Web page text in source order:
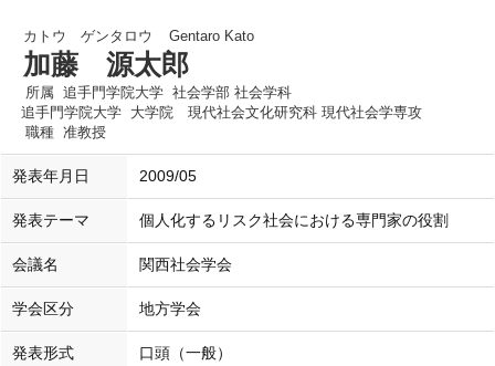
カトウ ゲンタロウ Gentaro Kato
加藤 源太郎
所属 追手門学院大学 社会学部 社会学科
追手門学院大学 大学院 現代社会文化研究科 現代社会学専攻
職種 准教授
発表年月日 2009/05
発表テーマ 個人化するリスク社会における専門家の役割
会議名 関西社会学会
学会区分 地方学会
発表形式 口頭（一般）